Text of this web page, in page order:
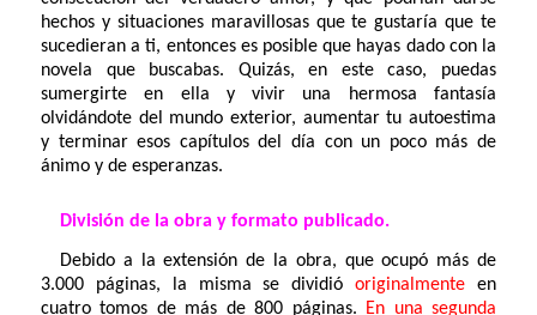
hechos y situaciones maravillosas que te gustaría que te
sucedieran a ti, entonces es posible que hayas dado con la
novela que buscabas. Quizás, en este caso, puedas
sumergirte en ella y vivir una hermosa fantasía
olvidándote del mundo exterior, aumentar tu autoestima
y terminar esos capítulos del día con un poco más de
ánimo y de esperanzas.
División de la obra y formato publicado.
Debido a la extensión de la obra, que ocupó más de
3.000 páginas, la misma se dividióoriginalmente en
cuatro tomos de más de 800 páginas.
En una segunda